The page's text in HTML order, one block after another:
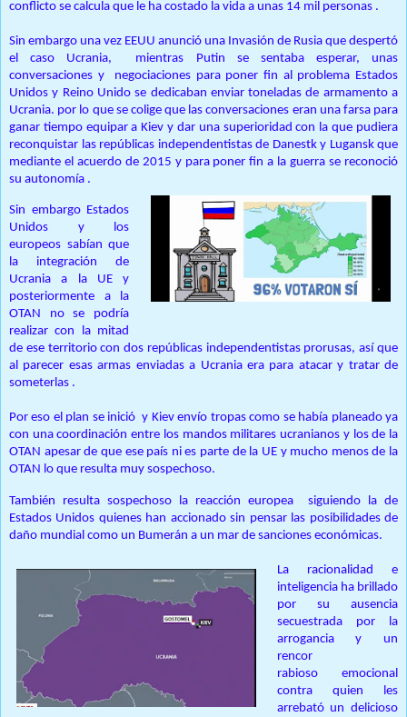
conflicto se calcula que le ha costado la vida a unas 14 mil personas .
Sin embargo una vez EEUU anunció una Invasión de Rusia que despertó
el caso Ucrania, mientras Putin se sentaba esperar, unas
conversaciones y negociaciones para poner fin al problema Estados
Unidos y Reino Unido se dedicaban enviar toneladas de armamento a
Ucrania. por lo que se colige que las conversaciones eran una farsa para
ganar tiempo equipar a Kiev y dar una superioridad con la que pudiera
reconquistar las repúblicas independentistas de Danestk y Lugansk que
mediante el acuerdo de 2015 y para poner fin a la guerra se reconoció
su autonomía .
Sin embargo Estados
Unidos y los
europeos sabían que
la integración de
Ucrania a la UE y
posteriormente a la
OTAN no se podría
realizar con la mitad
de ese territorio con dos repúblicas independentistas prorusas, así que
al parecer esas armas enviadas a Ucrania era para atacar y tratar de
someterlas .
Por eso el plan se inició y Kiev envío tropas como se había planeado ya
con una coordinación entre los mandos militares ucranianos y los de la
OTAN apesar de que ese país ni es parte de la UE y mucho menos de la
OTAN lo que resulta muy sospechoso.
También resulta sospechoso la reacción europea
siguiendo la de
Estados Unidos quienes han accionado sin pensar las posibilidades de
daño mundial como un Bumerán a un mar de sanciones económicas.
La racionalidad e
inteligencia ha brillado
por su ausencia
secuestrada por la
arrogancia y un
rencor
rabioso emocional
contra quien les
arrebató un delicioso